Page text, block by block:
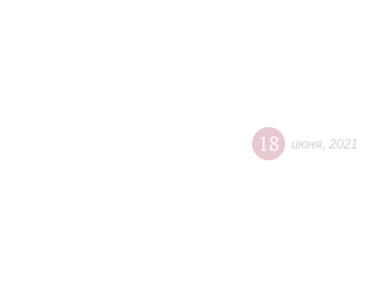
18 июня 2021